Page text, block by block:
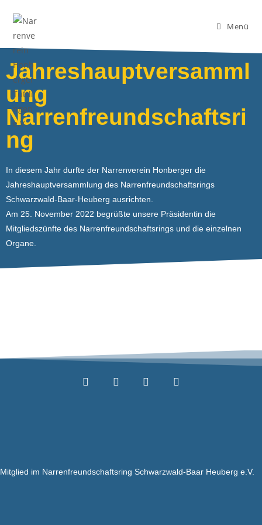
Menü
Jahreshauptversamml
ung
Narrenfreundschaftsri
ng
In diesem Jahr durfte der Narrenverein Honberger die
Jahreshauptversammlung des Narrenfreundschaftsrings
Schwarzwald-Baar-Heuberg ausrichten.
Am 25. November 2022 begrüßte unsere Präsidentin die
Mitgliedszünfte des Narrenfreundschaftsrings und die einzelnen
Organe.
Mitglied im Narrenfreundschaftsring Schwarzwald-Baar Heuberg e.V.